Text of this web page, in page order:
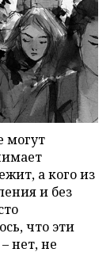
могут
а кого из
и без
что эти
нет, не